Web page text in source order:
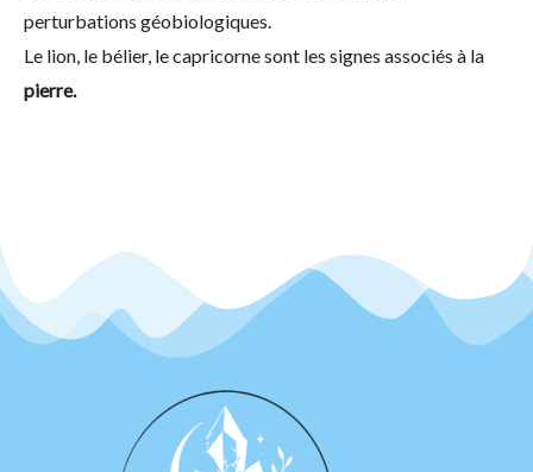
perturbations géobiologiques.
Le lion, le bélier, le capricorne sont les signes associés à la
pierre.